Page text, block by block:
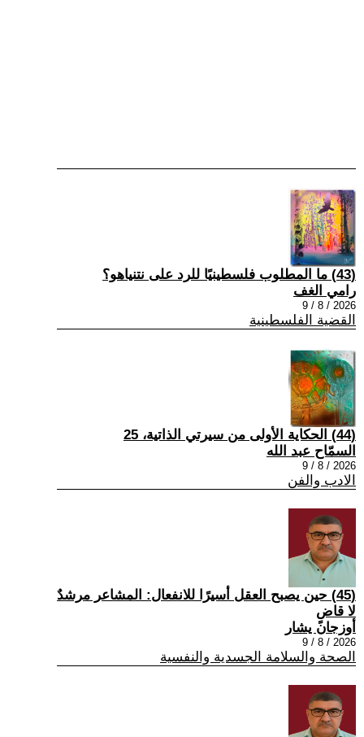
(43) ما المطلوب فلسطينيًا للرد على نتنياهو؟
رامي الغف
2026 / 8 / 9
القضية الفلسطينية
(44) الحكاية الأولى من سيرتي الذاتية، 25
السمّاح عبد الله
2026 / 8 / 9
الادب والفن
(45) حين يصبح العقل أسيرًا للانفعال: المشاعر مرشدٌ
لا قاضٍ
أوزجان يشار
2026 / 8 / 9
الصحة والسلامة الجسدية والنفسية